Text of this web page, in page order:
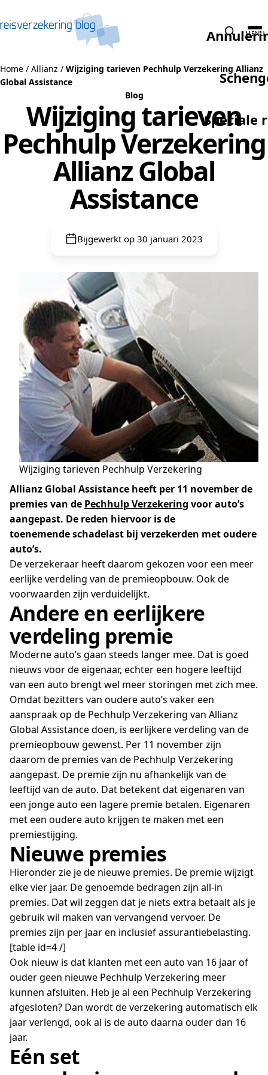
Speciale
MENU
Home / Allianz / Wijziging tarieven Pechhulp Verzekering Allianz
Global Assistance
Blog
Wijziging tarieven
Pechhulp Verzekering
Allianz Global
Assistance
Bijgewerkt op 30 januari 2023
Wijziging tarieven Pechhulp Verzekering
Allianz Global Assistance heeft per 11 november de
premies van de Pechhulp Verzekering voor auto’s
aangepast. De reden hiervoor is de
toenemende schadelast bij verzekerden met oudere
auto’s.
De verzekeraar heeft daarom gekozen voor een meer
eerlijke verdeling van de premieopbouw. Ook de
voorwaarden zijn verduidelijkt.
Andere en eerlijkere
verdeling premie
Moderne auto’s gaan steeds langer mee. Dat is goed
nieuws voor de eigenaar, echter een hogere leeftijd
van een auto brengt wel meer storingen met zich mee.
Omdat bezitters van oudere auto’s vaker een
aanspraak op de Pechhulp Verzekering van Allianz
Global Assistance doen, is eerlijkere verdeling van de
premieopbouw gewenst. Per 11 november zijn
daarom de premies van de Pechhulp Verzekering
aangepast. De premie zijn nu afhankelijk van de
leeftijd van de auto. Dat betekent dat eigenaren van
een jonge auto een lagere premie betalen. Eigenaren
met een oudere auto krijgen te maken met een
premiestijging.
Nieuwe premies
Hieronder zie je de nieuwe premies. De premie wijzigt
elke vier jaar. De genoemde bedragen zijn all-in
premies. Dat wil zeggen dat je niets extra betaalt als je
gebruik wil maken van vervangend vervoer. De
premies zijn per jaar en inclusief assurantiebelasting.
[table id=4 /]
Ook nieuw is dat klanten met een auto van 16 jaar of
ouder geen nieuwe Pechhulp Verzekering meer
kunnen afsluiten. Heb je al een Pechhulp Verzekering
afgesloten? Dan wordt de verzekering automatisch elk
jaar verlengd, ook al is de auto daarna ouder dan 16
jaar.
Eén set